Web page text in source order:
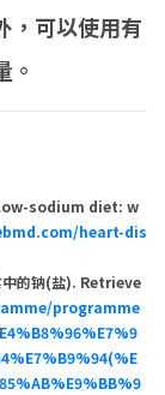
，可以使用有
。
sodium diet: w
heart-dis
中的钠(盐). Retrieve
programme